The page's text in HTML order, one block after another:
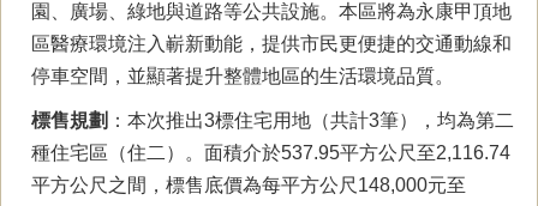
園、廣場、綠地與道路等公共設施。本區將為永康甲頂地
區醫療環境注入嶄新動能，提供市民更便捷的交通動線和
停車空間，並顯著提升整體地區的生活環境品質。
標售規劃 ：本次推出3標住宅用地（共計3筆），均為第二
種住宅區（住二）。面積介於537.95平方公尺至2,116.74
平方公尺之間，標售底價為每平方公尺148,000元至